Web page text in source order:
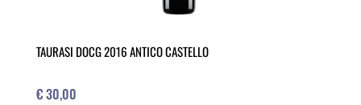
TAURASI DOCG 2016 ANTICO CASTELLO
€ 30,00